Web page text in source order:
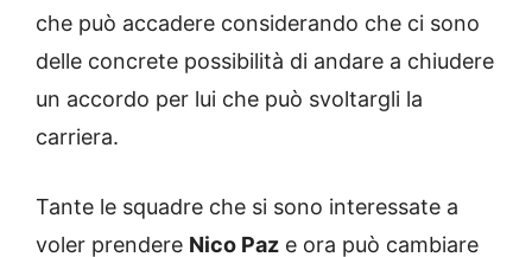
che può accadere considerando che ci sono
delle concrete possibilità di andare a chiudere
un accordo per lui che può svoltargli la
carriera.
Tante le squadre che si sono interessate a
voler prendere Nico Paz e ora può cambiare